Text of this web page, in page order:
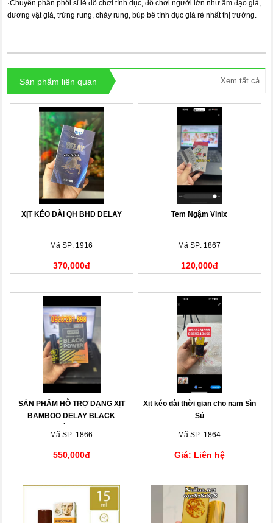
·Chuyên phân phối sỉ lẻ đồ chơi tình dục, đồ chơi người lớn như âm đạo giả,
dương vật giả, trứng rung, chày rung, búp bê tình dục giá rẻ nhất thị trường.
Sản phẩm liên quan Xem tất cả
XỊT KÉO DÀI QH BHD DELAY
Mã SP: 1916
370,000đ
Tem Ngậm Vinix
Mã SP: 1867
120,000đ
SẢN PHẨM HỖ TRỢ DẠNG XỊT
BAMBOO DELAY BLACK
Mã SP: 1866
550,000đ
Xịt kéo dài thời gian cho nam Sìn
Sú
Mã SP: 1864
Giá: Liên hệ